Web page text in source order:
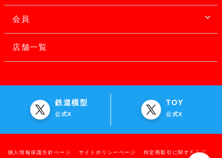
会員
店舗一覧
鉄道模型
公式X
TOY
公式X
個人情報保護方針ページ サイトポリシーページ 特定商取引に関する表示